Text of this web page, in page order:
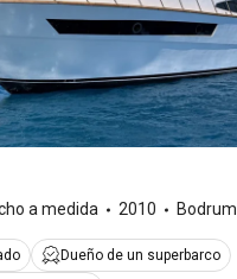
a medida 2010 Bodrum
Dueño de un superbarco